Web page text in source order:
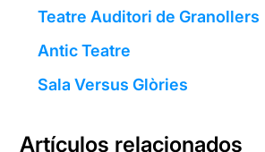
Teatre Auditori de Granollers
Antic Teatre
Sala Versus Glòries
Artículos relacionados